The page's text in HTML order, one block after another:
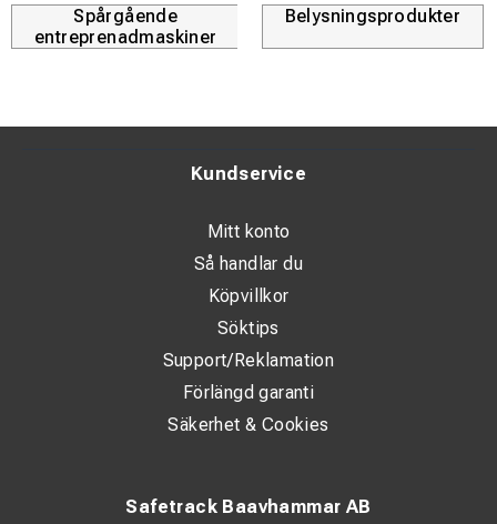
Spårgående
entreprenadmaskiner
Belysningsprodukter
Safetrack Baavhammar AB
Kundservice
Mitt konto
Så handlar du
Köpvillkor
Söktips
Support/Reklamation
Förlängd garanti
Säkerhet & Cookies